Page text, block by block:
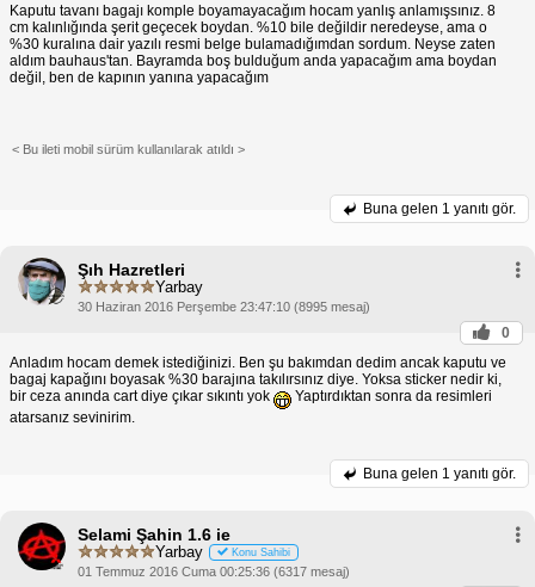
Kaputu tavanı bagajı komple boyamayacağım hocam yanlış anlamışsınız. 8
cm kalınlığında şerit geçecek boydan. %10 bile değildir neredeyse, ama o
%30 kuralına dair yazılı resmi belge bulamadığımdan sordum. Neyse zaten
aldım bauhaus'tan. Bayramda boş bulduğum anda yapacağım ama boydan
değil, ben de kapının yanına yapacağım
< Bu ileti mobil sürüm kullanılarak atıldı >
Buna gelen 1 yanıtı gör.
Şıh Hazretleri
Yarbay
30 Haziran 2016 Perşembe 23:47:10 (8995 mesaj)
0
Anladım hocam demek istediğinizi. Ben şu bakımdan dedim ancak kaputu ve
bagaj kapağını boyasak %30 barajına takılırsınız diye. Yoksa sticker nedir ki,
bir ceza anında cart diye çıkar sıkıntı yok
Yaptırdıktan sonra da resimleri
atarsanız sevinirim.
Buna gelen 1 yanıtı gör.
Selami Şahin 1.6 ie
Yarbay Konu Sahibi
01 Temmuz 2016 Cuma 00:25:36 (6317 mesaj)